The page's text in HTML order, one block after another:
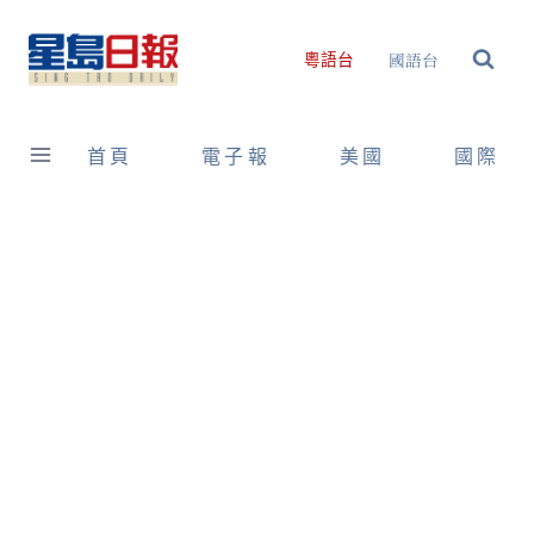
content
粵語台 國語台
首頁 電子報 美國 國際